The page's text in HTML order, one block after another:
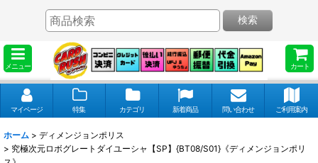
メニュー カート
検索
マイページ 特集 カテゴリ 新着商品 問い合わせ ご利用案内
ホーム > ディメンジョンポリス
> 究極次元ロボグレートダイユーシャ【SP】{BT08/S01}《ディメンジョンポリ